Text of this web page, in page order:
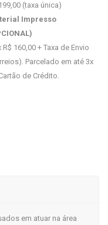
(taxa única)
Impresso
R$ 160,00 + Taxa de Envio
Parcelado em até 3x
de Crédito.
em atuar na área